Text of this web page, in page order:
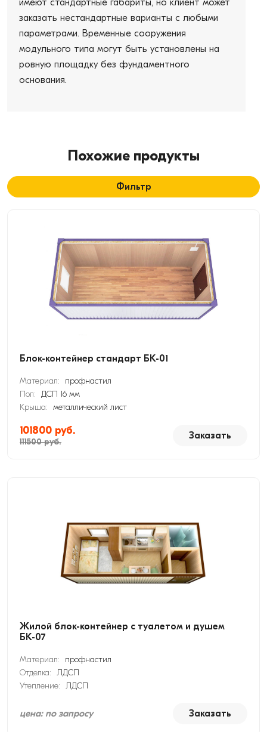
имеют стандартные габариты, но клиент может
заказать нестандартные варианты с любыми
параметрами. Временные сооружения
модульного типа могут быть установлены на
ровную площадку без фундаментного
основания.
Похожие продукты
Фильтр
Блок-контейнер стандарт БК-01
Материал:
профнастил
Пол: ДСП 16 мм
Крыша: металлический лист
101800 руб.
111500 руб.
Заказать
Жилой блок-контейнер с туалетом и душем
БК-07
Материал:
профнастил
Отделка: ЛДСП
Утепление: ЛДСП
цена: по запросу Заказать